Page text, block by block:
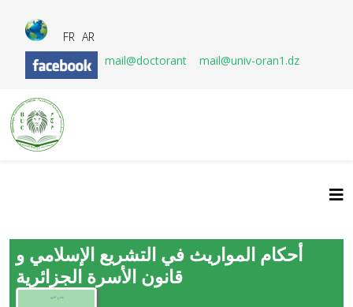
FR AR
mail@doctorant
mail@univ-oran1.dz
أحكام المواريث في التشريع الإسلامي و
قانون الأسرة الجزائرية